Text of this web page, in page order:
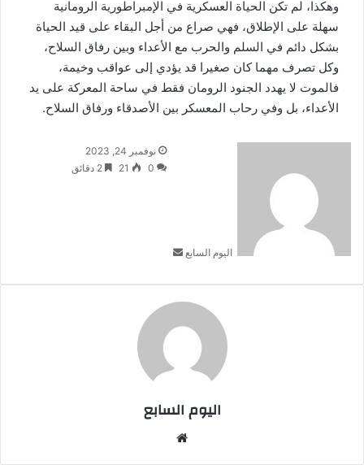
وهكذا، لم تكن الحياة العسكرية في الإمبراطورية الرومانية
سهلة على الإطلاق، فهي صراع من أجل البقاء على قيد الحياة
بشكل دائم في السلم والحرب مع الأعداء وبين رفاق السلاح،
وكل تصرف مهما كان صغيرا قد يؤدي إلى عواقب وخيمة،
فالموت لا يهدد الجنود الرومان فقط في ساحة المعركة على يد
الأعداء، بل وفي رحاب المعسكر بين الأصدقاء ورفاق السلاح.
اليوم السابع
أرسل
بريدا
نوفمبر 24, 2023
0
21
اليوم السابع